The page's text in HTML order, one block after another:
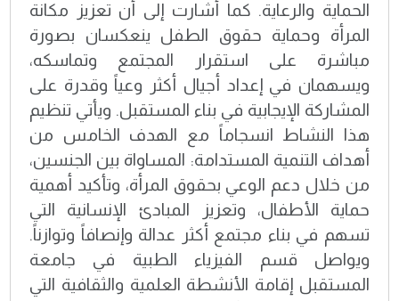
الحماية والرعاية. كما أشارت إلى أن تعزيز مكانة
المرأة وحماية حقوق الطفل ينعكسان بصورة
مباشرة على استقرار المجتمع وتماسكه،
ويسهمان في إعداد أجيال أكثر وعياً وقدرة على
المشاركة الإيجابية في بناء المستقبل. ويأتي تنظيم
هذا النشاط انسجاماً مع الهدف الخامس من
أهداف التنمية المستدامة: المساواة بين الجنسين،
من خلال دعم الوعي بحقوق المرأة، وتأكيد أهمية
حماية الأطفال، وتعزيز المبادئ الإنسانية التي
تسهم في بناء مجتمع أكثر عدالة وإنصافاً وتوازناً.
ويواصل قسم الفيزياء الطبية في جامعة
المستقبل إقامة الأنشطة العلمية والثقافية التي